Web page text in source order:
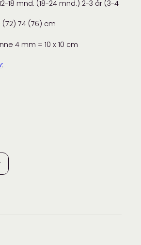
18 mnd. (18-24 mnd.) 2-3 år (3-4
74 (76) cm
4 mm = 10 x 10 cm
.